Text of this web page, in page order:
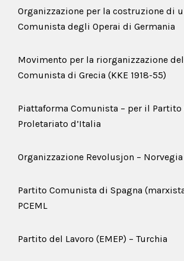
Organizzazione per la costruzione di
Comunista degli Operai di Germania
Movimento per la riorganizzazione
Comunista di Grecia (KKE 1918-55)
Piattaforma Comunista – per il
Proletariato d’Italia
Organizzazione Revolusjon – Norvegia
Partito Comunista di Spagna
PCEML
Partito del Lavoro (EMEP) – Turchia